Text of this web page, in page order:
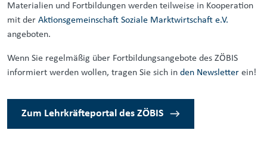
Materialien und Fortbildungen werden teilweise in Kooperation
mit der Aktionsgemeinschaft Soziale Marktwirtschaft e.V.
angeboten.
Wenn Sie regelmäßig über Fortbildungsangebote des ZÖBIS
informiert werden wollen, tragen Sie sich in den Newsletter ein!
Zum Lehrkräfteportal des ZÖBIS